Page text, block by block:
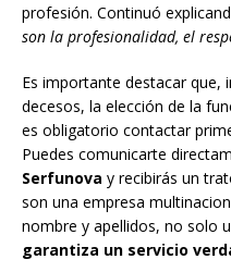
profesión. Continuó
son la profesionalidad, el
Es importante destacar que,
decesos, la elección de la
es obligatorio contactar
Puedes comunicarte
Serfunova y recibirás un
son una empresa
nombre y apellidos, no solo
garantiza un servicio